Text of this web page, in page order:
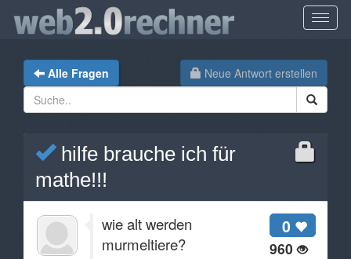
Neue Antwort erstellen
Alle Fragen
hilfe brauche ich für
mathe!!!
0
960
wie alt werden
murmeltiere?